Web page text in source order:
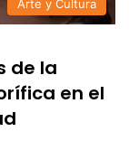
Arte y Cultura
de la
en el